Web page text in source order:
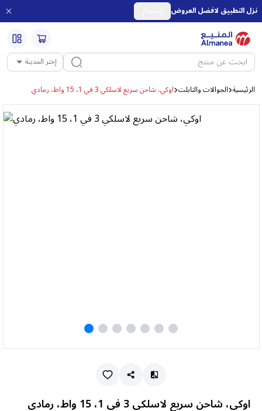
نزل التطبيق لافضل العروض
إختر المدينة
الرئيسية الجوالات والتابلت اوكي، شاحن سريع لاسلكي 3 في 1، 15 واط، رمادي
اوكي، شاحن سريع لاسلكي 3 في 1، 15 واط، رمادي